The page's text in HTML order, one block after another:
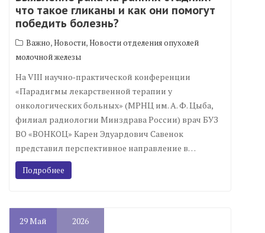
что такое гликаны и как они помогут
победить болезнь?
Важно,Новости,Новости отделения опухолей
молочной железы
На VIII научно‑практической конференции
«Парадигмы лекарственной терапии у
онкологических больных» (МРНЦ им. А. Ф. Цыба,
филиал радиологии Минздрава России) врач БУЗ
ВО «ВОНКОЦ» Карен Эдуардович Савенок
представил перспективное направление в…
Подробнее
29Май 2026